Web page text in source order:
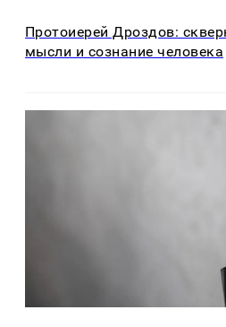
Протоиерей Дроздов:
мысли и сознание человека